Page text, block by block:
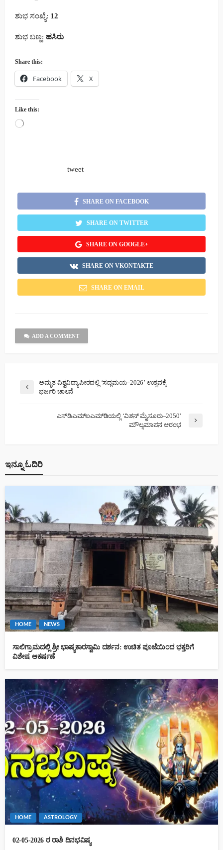
ಶುಭ ಸಂಖ್ಯೆ: 12
ಶುಭ ಬಣ್ಣ: ಹಸಿರು
Share this:
Facebook X
Like this:
Loading…
tweet
SHARE ON FACEBOOK
SHARE ON TWITTER
SHARE ON GOOGLE+
SHARE ON VKONTAKTE
SHARE ON EMAIL
ADD A COMMENT
ಅಮೃತ ವಿಶ್ವವಿದ್ಯಾಪೀಠದಲ್ಲಿ ‘ಸದ್ಗಮಯ–2026’ ಉತ್ಸವಕ್ಕೆ
ಭರ್ಜರಿ ಚಾಲನೆ
ಎಸ್‌ಡಿಎಮ್‌ಐಎಮ್‌ಡಿಯಲ್ಲಿ ‘ವಿಶನ್ ಮೈಸೂರು–2050’
ಮೌಲ್ಯಮಾಪನ ಆರಂಭ
ಇನ್ನೂ ಓದಿರಿ
HOME NEWS
ಸಾಲಿಗ್ರಾಮದಲ್ಲಿ ಶ್ರೀ ಭಾಷ್ಯಕಾರಸ್ವಾಮಿ ದರ್ಶನ: ಉಚಿತ ಪೂಜೆಯಿಂದ ಭಕ್ತರಿಗೆ
ವಿಶೇಷ ಆಕರ್ಷಣೆ
HOME ASTROLOGY
02-05-2026 ರ ರಾಶಿ ದಿನಭವಿಷ್ಯ